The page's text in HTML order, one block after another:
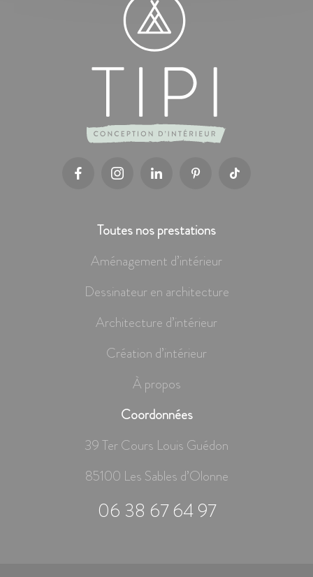
Toutes nos prestations
Aménagement d’intérieur
Dessinateur en architecture
Architecture d’intérieur
Création d’intérieur
À propos
Coordonnées
39 Ter Cours Louis Guédon
85100 Les Sables d’Olonne
06 38 67 64 97